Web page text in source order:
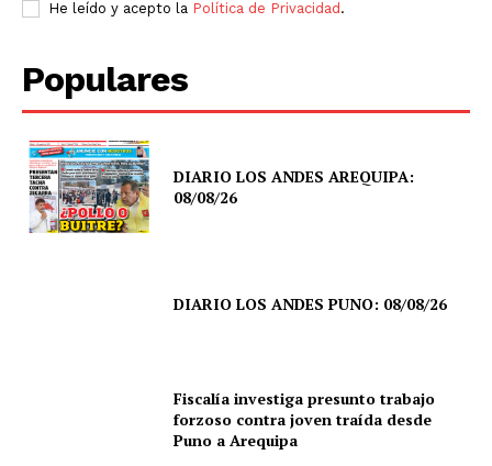
He leído y acepto la Política de Privacidad.
Populares
DIARIO LOS ANDES AREQUIPA:
08/08/26
DIARIO LOS ANDES PUNO: 08/08/26
Fiscalía investiga presunto trabajo
forzoso contra joven traída desde
Puno a Arequipa